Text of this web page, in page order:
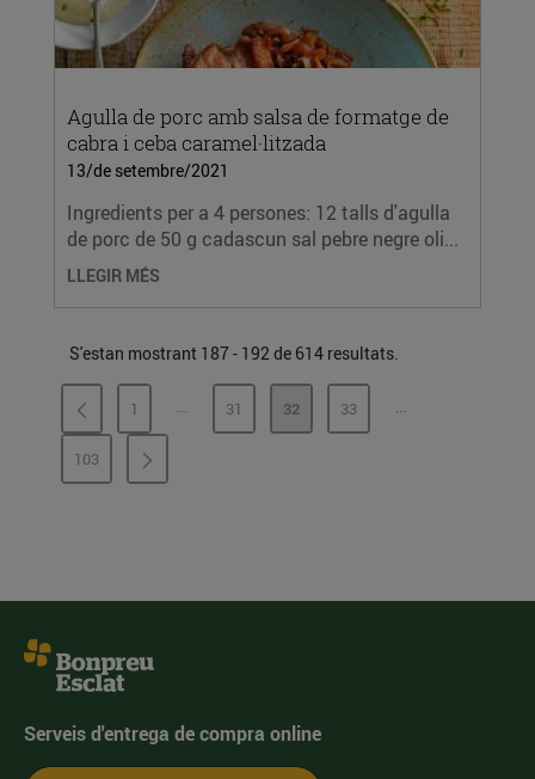
Agulla de porc amb salsa de formatge de
cabra i ceba caramel·litzada
13/de setembre/2021
Ingredients per a 4 persones: 12 talls d'agulla
de porc de 50 g cadascun sal pebre negre oli...
LLEGIR MÉS
S'estan mostrant 187 - 192 de 614 resultats.
PÀGINA
1 ...PÀGINES INTERMÈDIES
PÀGINA
31 PÀGINA
32 PÀGINA
33 ...PÀGINES
PÀGINA
103
Serveis d'entrega de compra online